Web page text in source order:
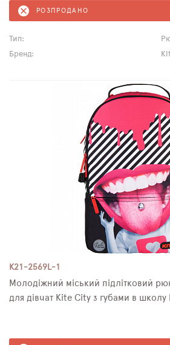
РОЗПРОДАНО
Тип:
Бренд:
K21-2569L-1
Молодіжний міський підлітковий
для дівчат Kite City з губами в школу